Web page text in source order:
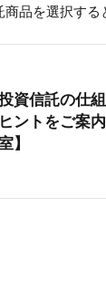
品を選択する
資信託の仕組
ントをご案内
】